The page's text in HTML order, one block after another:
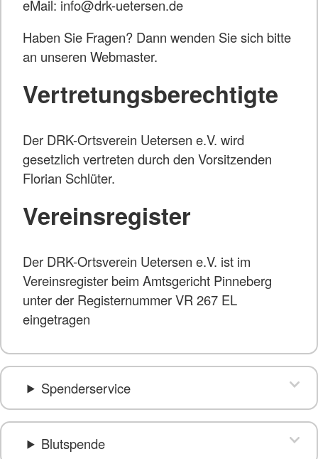
eMail: info@drk-uetersen.de
Haben Sie Fragen? Dann wenden Sie sich bitte
an unseren Webmaster.
Vertretungsberechtigte
Der DRK-Ortsverein Uetersen e.V. wird
gesetzlich vertreten durch den Vorsitzenden
Florian Schlüter.
Vereinsregister
Der DRK-Ortsverein Uetersen e.V. ist im
Vereinsregister beim Amtsgericht Pinneberg
unter der Registernummer VR 267 EL
eingetragen
Spenderservice
Blutspende